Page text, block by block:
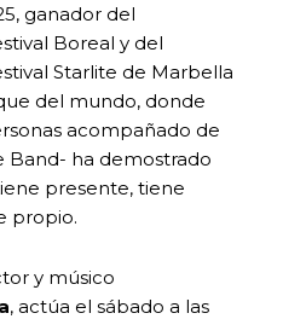
ganador del
Boreal y del
Starlite de Marbella
del mundo, donde
acompañado de
Band- ha demostrado
presente, tiene
propio.
y músico
, actúa el sábado a las